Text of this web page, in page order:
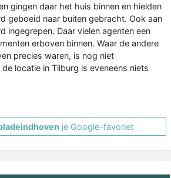
gingen daar het huis binnen en hielden
geboeid naar buiten gebracht. Ook aan
ingegrepen. Daar vielen agenten een
erboven binnen. Waar de andere
precies waren, is nog niet
locatie in Tilburg is eveneens niets
je Google-favoriet